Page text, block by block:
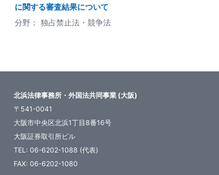
に関する審査結果について
独占禁止法・競争法
北浜法律事務所・外国法共同事業 (大阪)
〒541-0041
大阪市中央区北浜1丁目8番16号
大阪証券取引所ビル
TEL: 06-6202-1088 (代表)
FAX: 06-6202-1080